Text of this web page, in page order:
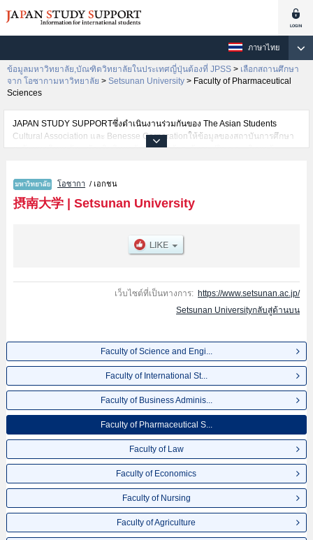
ภาษาไทย
ข้อมูลมหาวิทยาลัย,บัณฑิตวิทยาลัยในประเทศญี่ปุ่นต้องที่ JPSS > เลือกสถานศึกษา
จาก โอซากามหาวิทยาลัย > Setsunan University > Faculty of Pharmaceutical
Sciences
JAPAN STUDY SUPPORTซึ่งดำเนินงานร่วมกันของ The Asian Students
Cultural Association และ Benesse Corporationให้ข้อมูลของสถาบันการศึกษา
ระดับมหาวิทยาลัย・บัณฑิตวิทยาลัย・วิทยาลัยระดับอนุปริญญา・วิทยาลัย
ชาติเช่นข้อมูลของแต่ละคณะ,ข้อมูลการสอบคัดเลือกเข้าศึกษาเช่นจำนวนคนที่รับ
สมัครหรือจำนวนคนที่ผ่านการสอบคัดเลือกเป็นต้น,แนะนำสถานที่,การเดินทาง
เป็นต้นไว้ด้วยดังนั้นขอเชิญใช้บริการค้นหาข้อมูลตามอัธยาศัย
โอซากา / เอกชน
摂南大学| Setsunan University
เว็บไซต์ที่เป็นทางการ: https://www.setsunan.ac.jp/
Setsunan Universityกลับสู่ด้านบน
Faculty of Science and Engi...
Faculty of International St...
Faculty of Business Adminis...
Faculty of Pharmaceutical S...
Faculty of Law
Faculty of Economics
Faculty of Nursing
Faculty of Agriculture